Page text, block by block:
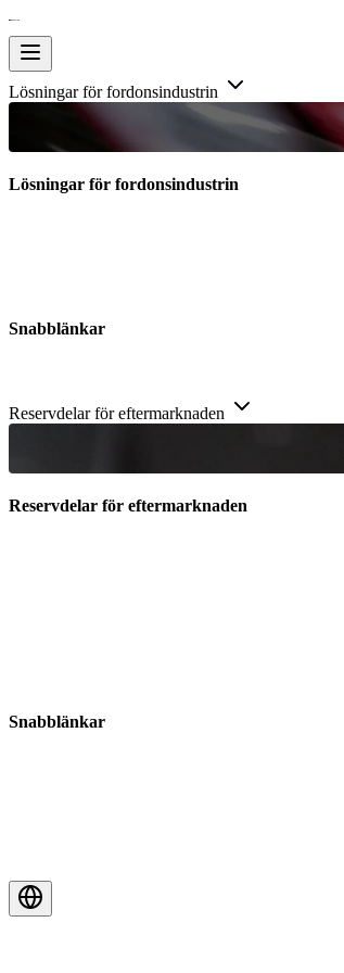
Lösningar för fordonsindustrin
Lösningar för fordonsindustrin
Snabblänkar
Reservdelar för eftermarknaden
Reservdelar för eftermarknaden
Snabblänkar